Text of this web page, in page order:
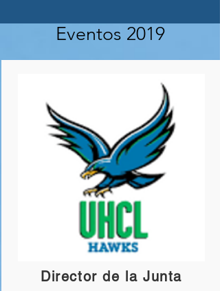
Eventos 2019
Director de la Junta